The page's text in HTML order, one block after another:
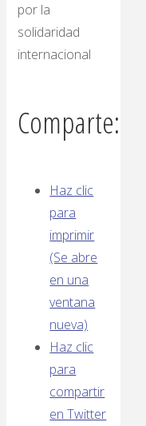
por la
solidaridad
internacional
Comparte:
Haz clic
para
imprimir
(Se abre
en una
ventana
nueva)
Haz clic
para
compartir
en Twitter